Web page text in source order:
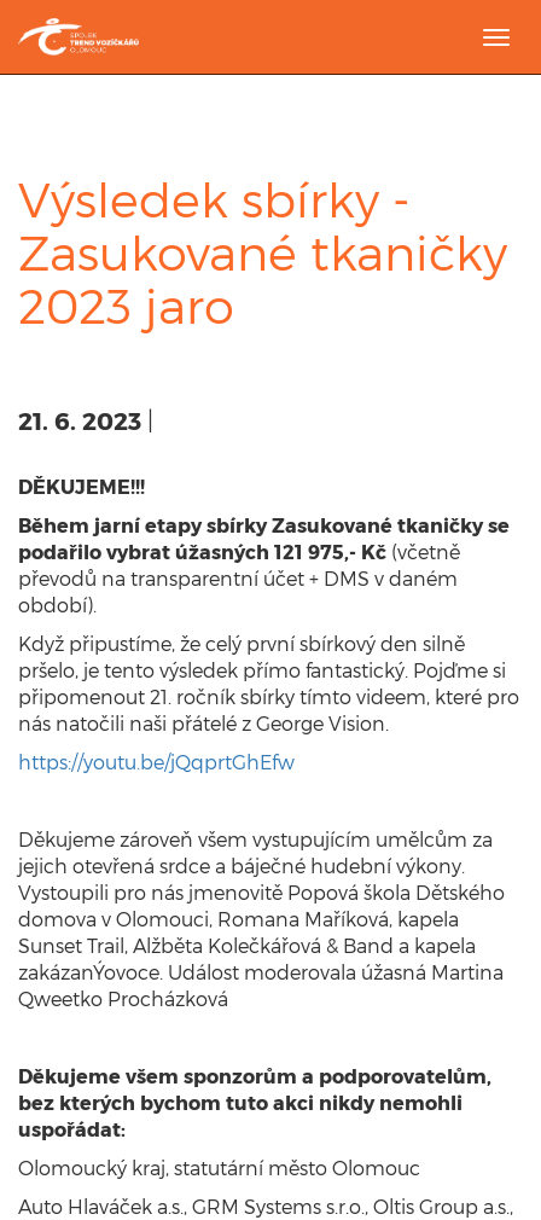
Výsledek sbírky -
Zasukované tkaničky
2023 jaro
21. 6. 2023
DĚKUJEME!!!
Během jarní etapy sbírky Zasukované tkaničky se
podařilo vybrat úžasných 121 975,- Kč (včetně
převodů na transparentní účet + DMS v daném
období).
Když připustíme, že celý první sbírkový den silně
pršelo, je tento výsledek přímo fantastický. Pojďme si
připomenout 21. ročník sbírky tímto videem, které pro
nás natočili naši přátelé z George Vision.
https://youtu.be/jQqprtGhEfw
Děkujeme zároveň všem vystupujícím umělcům za
jejich otevřená srdce a báječné hudební výkony.
Vystoupili pro nás jmenovitě Popová škola Dětského
domova v Olomouci, Romana Maříková, kapela
Sunset Trail, Alžběta Kolečkářová & Band a kapela
zakázanÝovoce. Událost moderovala úžasná Martina
Qweetko Procházková
Děkujeme všem sponzorům a podporovatelům,
bez kterých bychom tuto akci nikdy nemohli
uspořádat:
Olomoucký kraj, statutární město Olomouc
Auto Hlaváček a.s., GRM Systems s.r.o., Oltis Group a.s.,